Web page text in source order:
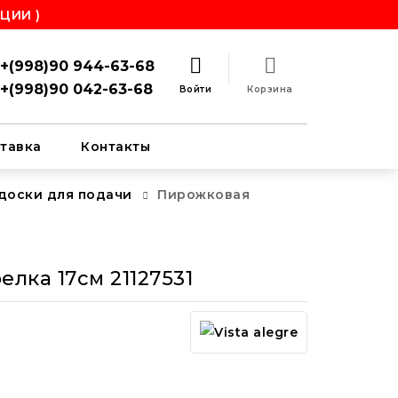
)
Корзина
+(998)90 944-63-68
+(998)90 042-63-68
Войти
Контакты
для подачи
Пирожковая
17см 21127531